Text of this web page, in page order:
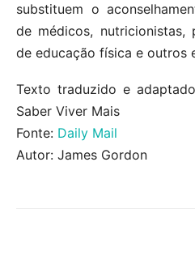
substituem o
de médicos, nutricionistas,
de educação física e outros
Texto traduzido e
Saber Viver Mais
Fonte: Daily Mail
Autor: James Gordon